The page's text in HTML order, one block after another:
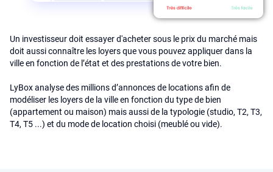
Un investisseur doit essayer d'acheter sous le prix du marché mais
doit aussi connaître les loyers que vous pouvez appliquer dans la
ville en fonction de l’état et des prestations de votre bien.
LyBox analyse des millions d’annonces de locations afin de
modéliser les loyers de la ville en fonction du type de bien
(appartement ou maison) mais aussi de la typologie (studio, T2, T3,
T4, T5 ...) et du mode de location choisi (meublé ou vide).